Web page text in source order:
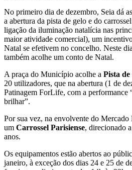
No primeiro dia de dezembro, Seia dá
a abertura da pista de gelo e do
ligação da iluminação natalícia nas
maior atividade comercial), um
Natal se efetivem no concelho. Neste
também acolhe um conto de Natal.
A praça do Município acolhe a Pista de
20 utilizadores, que na abertura (1 de
Patinagem ForLife, com a performance
brilhar”.
Por sua vez, na envolvente do
um Carrossel Parisiense, direcionado
anos.
Os equipamentos estão abertos ao
janeiro, à exceção dos dias 24 e 25 de